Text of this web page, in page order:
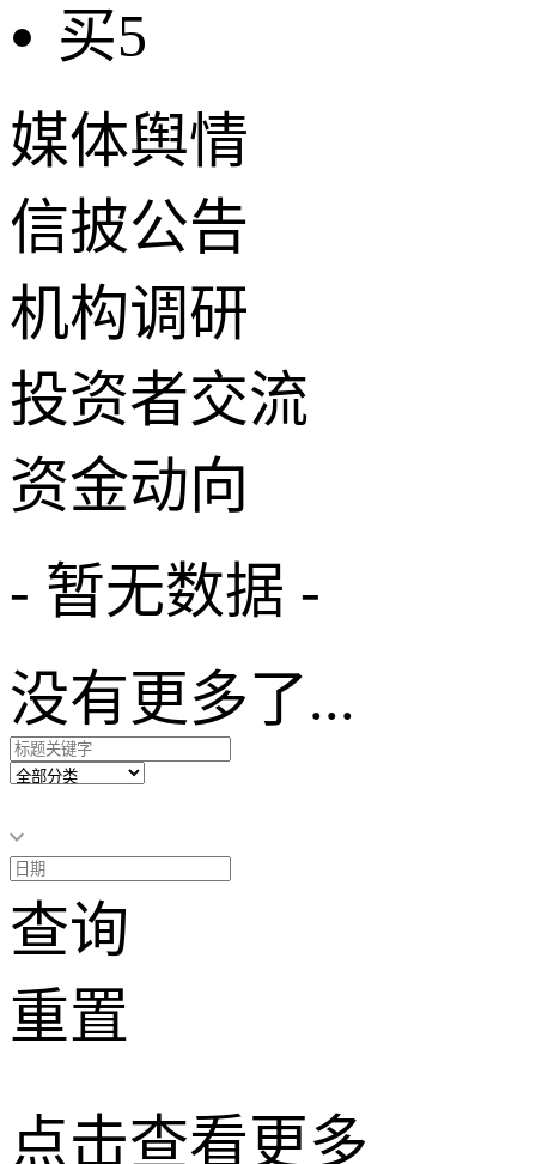
买5
媒体舆情
信披公告
机构调研
投资者交流
资金动向
- 暂无数据 -
没有更多了...
查询
重置
点击查看更多